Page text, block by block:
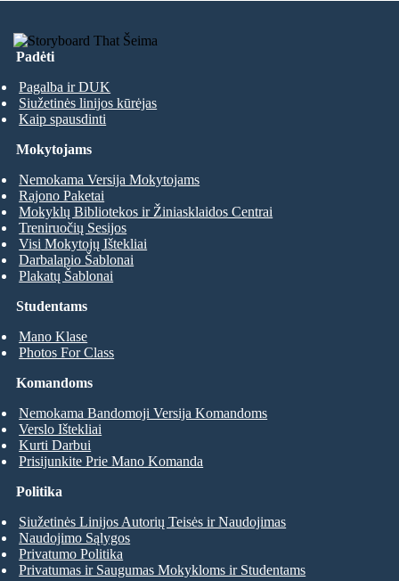
Padėti
Pagalba ir DUK
Siužetinės linijos kūrėjas
Kaip spausdinti
Studentams
Mano Klase
Photos For Class
Mokytojams
Nemokama Versija Mokytojams
Rajono Paketai
Mokyklų Bibliotekos ir Žiniasklaidos Centrai
Treniruočių Sesijos
Visi Mokytojų Ištekliai
Darbalapio Šablonai
Plakatų Šablonai
Komandoms
Nemokama Bandomoji Versija Komandoms
Verslo Ištekliai
Kurti Darbui
Prisijunkite Prie Mano Komanda
Politika
Siužetinės Linijos Autorių Teisės ir Naudojimas
Naudojimo Sąlygos
Privatumo Politika
Privatumas ir Saugumas Mokykloms ir Studentams